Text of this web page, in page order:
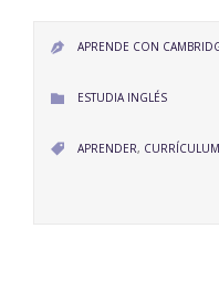
 APRENDE CON
 CATEGORY
ESTUDIA INGLÉS
 CATEGORY
APRENDER, CURRÍCULUM